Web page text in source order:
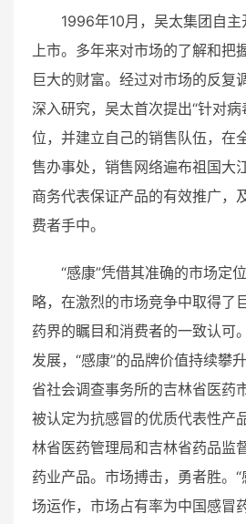
1996年10月，吴太集团自主
上市。多年来对市场的了解和把
巨大的财富。经过对市场的反复
深入研究，吴太首次提出“针对病
位，并建立自己的销售队伍，在
售办事处，销售网络遍布祖国大
商务代表保证产品的有效推广，
费者手中。
“感康”凭借其准确的市场定
略，在激烈的市场竞争中取得了
药界的瞩目和消费者的一致认可
发展，“感康”的品牌价值持续攀
省社会调查事务所的吉林省医药
被认定为抗感冒的优质代表性产
林省医药管理局和吉林省药品监
药业产品。市场搏击，勇者胜。
场运作，市场占有率为中国感冒